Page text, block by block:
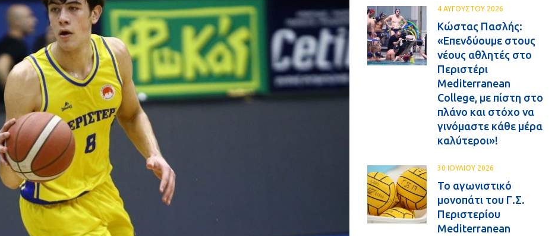
4 ΑΥΓΟΥΣΤΟΥ 2026
Κώστας Πασλής:
«Επενδύουμε στους
νέους αθλητές στο
Περιστέρι
Mediterranean
College, με πίστη στο
πλάνο και στόχο να
γινόμαστε κάθε μέρα
καλύτεροι»!
30 ΙΟΥΛΙΟΥ 2026
Το αγωνιστικό
μονοπάτι του Γ.Σ.
Περιστερίου
Mediterranean